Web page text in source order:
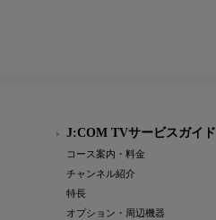
J:COM TVサービスガイド
コース案内・料金
チャンネル紹介
特長
オプション・周辺機器